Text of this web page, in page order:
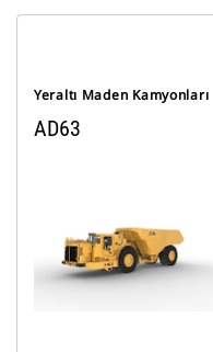
Yeraltı Maden Kamyonları
AD63